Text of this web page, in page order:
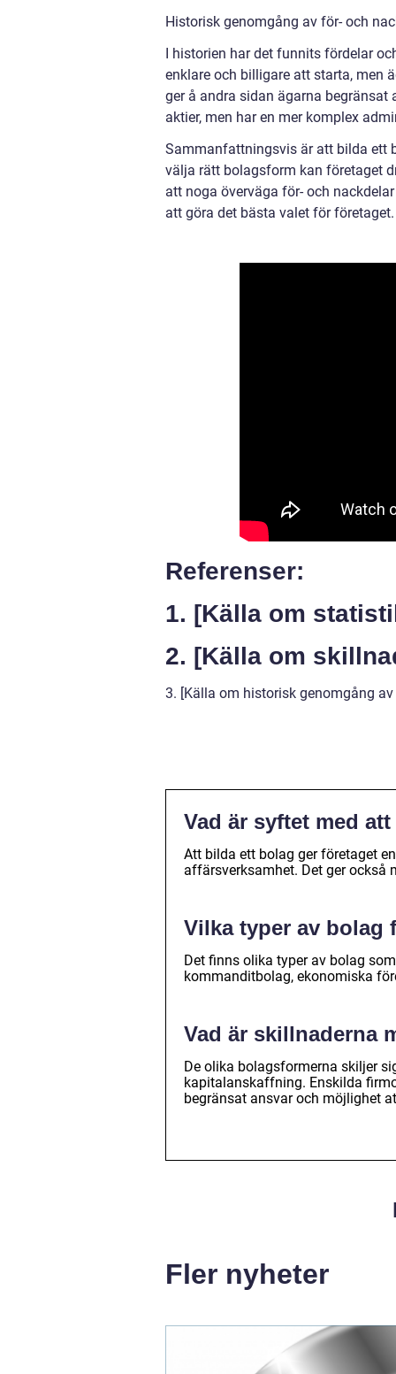
Historisk genomgång av för- och
I historien har det funnits fördelar
enklare och billigare att starta, men
ger å andra sidan ägarna
aktier, men har en mer komplex
Sammanfattningsvis är att bilda ett
välja rätt bolagsform kan företaget
att noga överväga för- och
att göra det bästa valet för företaget.
Referenser:
1. [Källa om
2. [Källa om
3. [Källa om historisk genomgång
Vad är syftet med
Att bilda ett bolag ger företaget
affärsverksamhet. Det ger också
Vilka typer av bolag
Det finns olika typer av bolag
kommanditbolag, ekonomiska
Vad är skillnaderna
De olika bolagsformerna skiljer
kapitalanskaffning. Enskilda
begränsat ansvar och möjlighet
Fler nyheter